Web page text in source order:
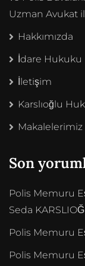
Uzman Avukat
Hakkımızda
İdare Hukuku
İletişim
Karslıoğlu
Makalelerimiz
Son
Polis Memuru
Seda
Polis Memuru
Polis Memuru